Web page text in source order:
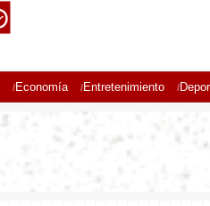
Economía Entretenimiento